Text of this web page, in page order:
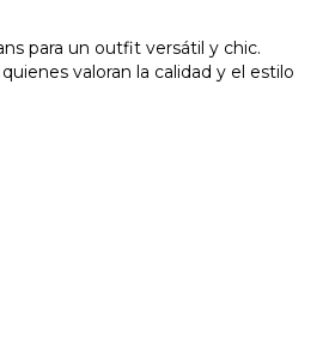
para un outfit versátil y chic.
valoran la calidad y el estilo